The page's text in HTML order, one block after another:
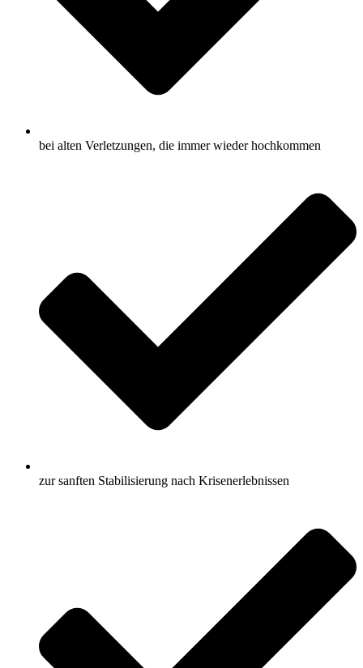
bei alten Verletzungen, die immer wieder hochkommen
zur sanften Stabilisierung nach Krisenerlebnissen